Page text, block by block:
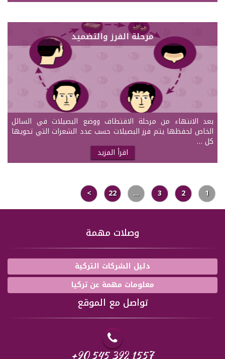
مرحلة الفرز والتضميد
بعد الانتهاء من مرحلة الاقتطاف ووضع البصيلات في السائل
الخاص لحفظها يتم فرز البصيلات حسب عدد الشعرات التي تحويها
كل …
اقرأ المزيد
1
2
3
…
22
>
وصلات مهمة
دليل الشركات التركية
معلومات مهمة عن تركيا
تواصل مع الموقع
+90 545 392 1557